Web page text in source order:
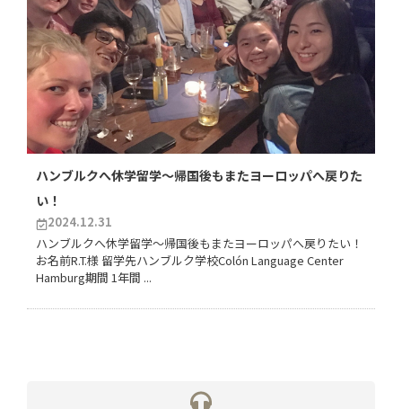
ハンブルクへ休学留学〜帰国後もまたヨーロッパへ戻りた
い！
2024.12.31
ハンブルクへ休学留学〜帰国後もまたヨーロッパへ戻りたい！
お名前R.T.様 留学先ハンブルク学校Colón Language Center
Hamburg期間 1年間 ...